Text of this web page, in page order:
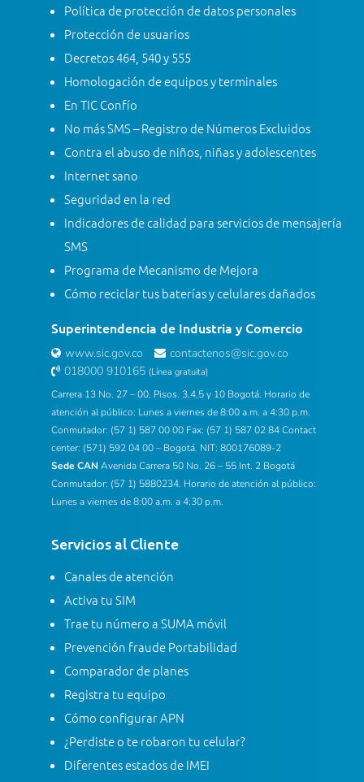
Política de protección de datos personales
Protección de usuarios
Decretos 464, 540 y 555
Homologación de equipos y terminales
En TIC Confío
No más SMS – Registro de Números Excluidos
Contra el abuso de niños, niñas y adolescentes
Internet sano
Seguridad en la red
Indicadores de calidad para servicios de mensajería
SMS
Programa de Mecanismo de Mejora
Cómo reciclar tus baterías y celulares dañados
Superintendencia de Industria y Comercio
www.sic.gov.co
contactenos@sic.gov.co
018000 910165 (Línea gratuita)
Carrera 13 No. 27 – 00, Pisos. 3,4,5 y 10 Bogotá. Horario de
atención al público: Lunes a viernes de 8:00 a.m. a 4:30 p.m.
Conmutador: (57 1) 587 00 00 Fax: (57 1) 587 02 84 Contact
center: (571) 592 04 00 – Bogotá. NIT: 800176089-2
Sede CAN Avenida Carrera 50 No. 26 – 55 Int. 2 Bogotá
Conmutador: (57 1) 5880234. Horario de atención al público:
Lunes a viernes de 8:00 a.m. a 4:30 p.m.
Servicios al Cliente
Canales de atención
Activa tu SIM
Trae tu número a SUMA móvil
Prevención fraude Portabilidad
Comparador de planes
Registra tu equipo
Cómo configurar APN
¿Perdiste o te robaron tu celular?
Diferentes estados de IMEI